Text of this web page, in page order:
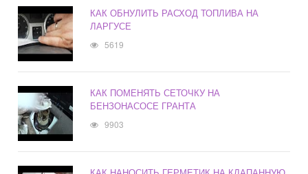
КАК ОБНУЛИТЬ РАСХОД ТОПЛИВА НА
ЛАРГУСЕ
5619
КАК ПОМЕНЯТЬ СЕТОЧКУ НА
БЕНЗОНАСОСЕ ГРАНТА
9903